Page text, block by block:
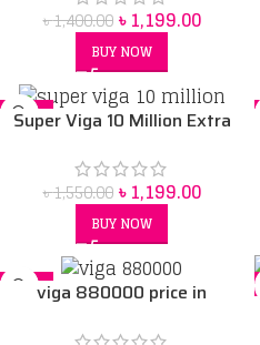
৳1,400.00 ৳1,199.00
BUY NOW
-23%
Super Viga 10 Million Extra
৳1,550.00 ৳1,199.00
BUY NOW
-17%viga 880000 price in